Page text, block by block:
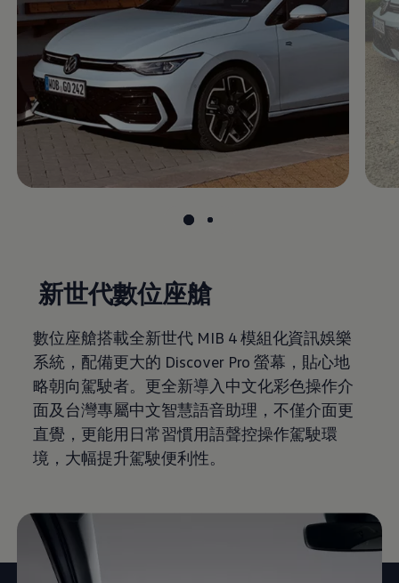
新世代數位座艙
數位座艙搭載全新世代 MIB 4 模組化資訊娛樂
系統，配備更大的 Discover Pro 螢幕，貼心地
略朝向駕駛者。更全新導入中文化彩色操作介
面及台灣專屬中文智慧語音助理，不僅介面更
直覺，更能用日常習慣用語聲控操作駕駛環
境，大幅提升駕駛便利性。